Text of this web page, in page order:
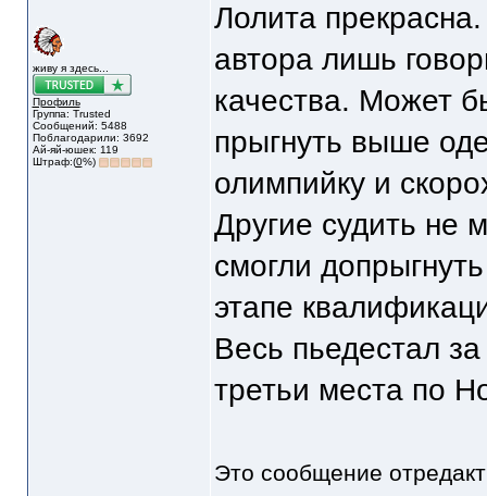
живу я здесь...
Профиль
Группа: Trusted
Сообщений: 5488
Поблагодарили: 3692
Ай-яй-юшек: 119
Штраф:(0%)
Лолита
автора лишь
качества. Может
прыгнуть выше
олимпийку и
Другие судить не
смогли
этапе
Весь пьедестал
третьи места по
Это сообщение